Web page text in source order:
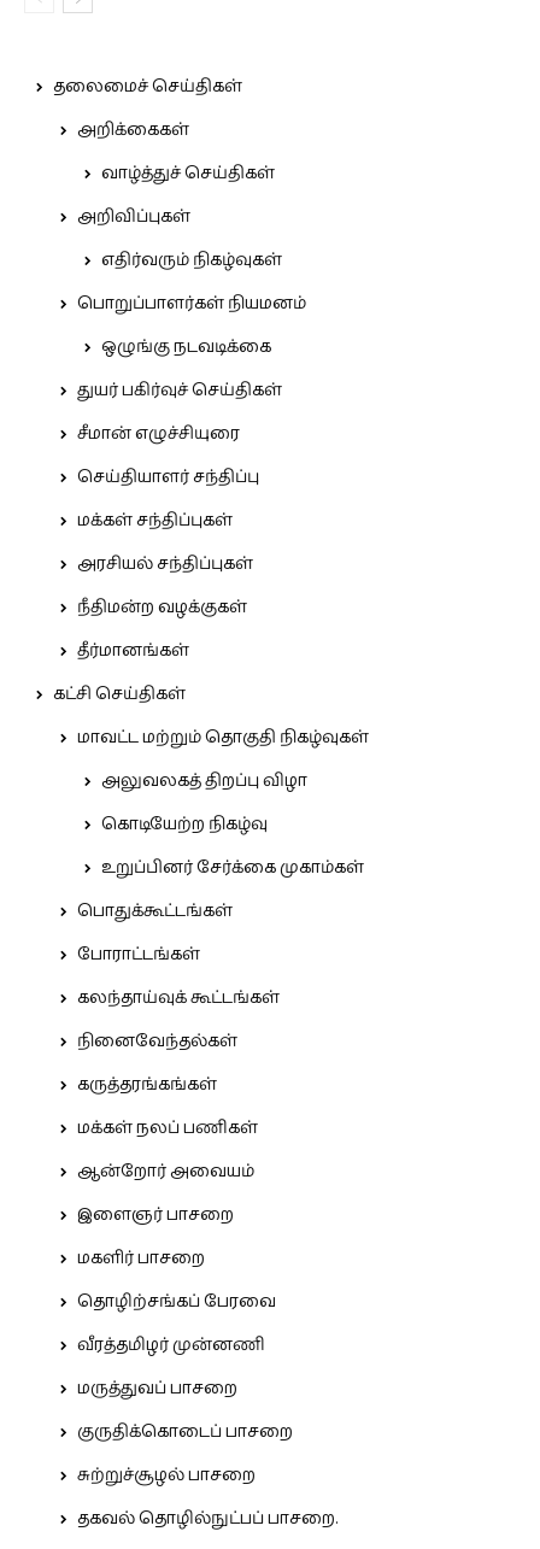
தலைமைச் செய்திகள்
அறிக்கைகள்
வாழ்த்துச் செய்திகள்
அறிவிப்புகள்
எதிர்வரும் நிகழ்வுகள்
பொறுப்பாளர்கள் நியமனம்
ஒழுங்கு நடவடிக்கை
துயர் பகிர்வுச் செய்திகள்
சீமான் எழுச்சியுரை
செய்தியாளர் சந்திப்பு
மக்கள் சந்திப்புகள்
அரசியல் சந்திப்புகள்
நீதிமன்ற வழக்குகள்
தீர்மானங்கள்
கட்சி செய்திகள்
மாவட்ட மற்றும் தொகுதி நிகழ்வுகள்
அலுவலகத் திறப்பு விழா
கொடியேற்ற நிகழ்வு
உறுப்பினர் சேர்க்கை முகாம்கள்
பொதுக்கூட்டங்கள்
போராட்டங்கள்
கலந்தாய்வுக் கூட்டங்கள்
நினைவேந்தல்கள்
கருத்தரங்கங்கள்
மக்கள் நலப் பணிகள்
ஆன்றோர் அவையம்
இளைஞர் பாசறை
மகளிர் பாசறை
தொழிற்சங்கப் பேரவை
வீரத்தமிழர் முன்னணி
மருத்துவப் பாசறை
குருதிக்கொடைப் பாசறை
சுற்றுச்சூழல் பாசறை
தகவல் தொழில்நுட்பப் பாசறை.